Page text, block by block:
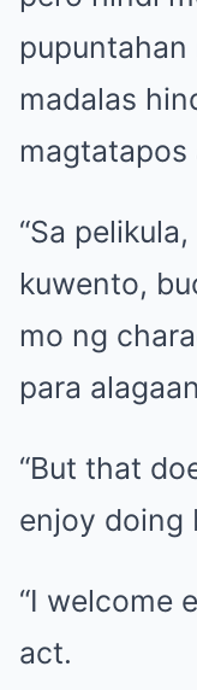
madalas
magtatapos
“Sa
kuwento,
mo ng
para
“But that
enjoy doing
“I welcome
act.